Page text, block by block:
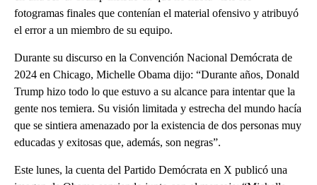
fotogramas finales que contenían el material ofensivo y atribuyó
el error a un miembro de su equipo.
Durante su discurso en la Convención Nacional Demócrata de
2024 en Chicago, Michelle Obama dijo: “Durante años, Donald
Trump hizo todo lo que estuvo a su alcance para intentar que la
gente nos temiera. Su visión limitada y estrecha del mundo hacía
que se sintiera amenazado por la existencia de dos personas muy
educadas y exitosas que, además, son negras”.
Este lunes, la cuenta del Partido Demócrata en X publicó una